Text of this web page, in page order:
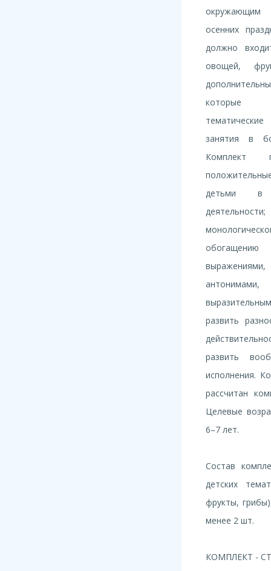
осенних
должно
овощей,
которые
занятия в
Комплект
детьми в
развить
развить
исполнения.
рассчитан
Целевые
6–7 лет.
Состав
детских
фрукты,
менее 2 шт.
КОМПЛЕКТ -